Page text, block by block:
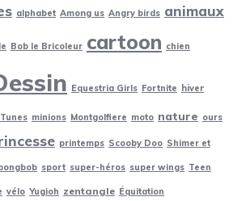
alphabet Among us Angry birds animaux
Bob le Bricoleur cartoon chien
Equestria Girls Fortnite hiver
minions Montgolfiere moto nature ours
printemps Scooby Doo Shimer et
sport super-héros super wings Teen
vélo Yugioh zentangle Équitation